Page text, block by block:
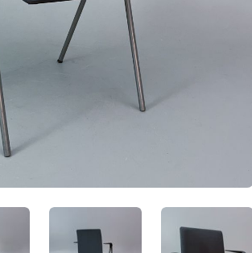
ZyTcqgDhw5uC.jpeg